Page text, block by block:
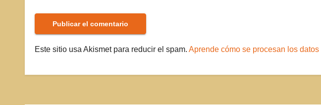
Este sitio usa Akismet para reducir el spam. Aprende cómo se procesan los